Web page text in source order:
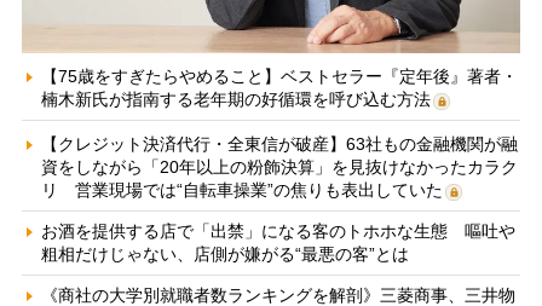
【75歳をすぎたらやめること】ベストセラー『定年後』著者・
楠木新氏が指南する老年期の好循環を呼び込む方法
【クレジット決済代行・全東信が破産】63社もの金融機関が融
資をしながら「20年以上の粉飾決算」を見抜けなかったカラク
リ 営業現場では“自転車操業”の焦りも表出していた
お酒を提供する店で「出禁」になる客のトホホな生態 嘔吐や
粗相だけじゃない、店側が嫌がる“最悪の客”とは
《商社の大学別就職者数ランキングを解剖》三菱商事、三井物